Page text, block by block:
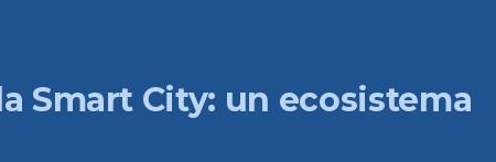
Smart City: un ecosistema